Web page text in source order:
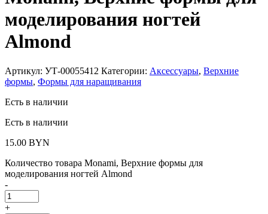
моделирования ногтей
Almond
Артикул: УТ-00055412 Категории: Аксессуары, Верхние
формы, Формы для наращивания
Есть в наличии
Есть в наличии
15.00 BYN
Количество товара Monami, Верхние формы для
моделирования ногтей Almond
-
+